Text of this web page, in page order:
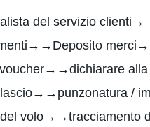
del servizio
/
volo→→tracciamento